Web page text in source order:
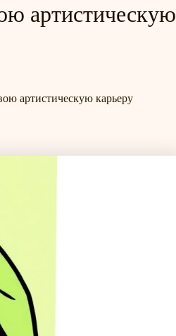
артистическую
артистическую карьеру